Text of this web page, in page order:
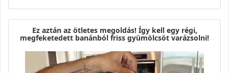
Ez aztán az ötletes megoldás! Így kell egy régi,
megfeketedett banánból friss gyümölcsöt varázsolni!